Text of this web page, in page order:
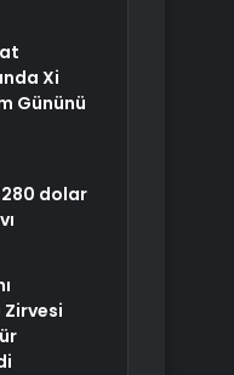
Xi
Gününü
dolar
Zirvesi